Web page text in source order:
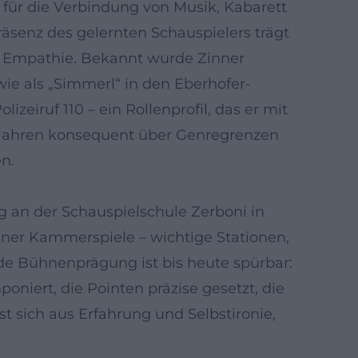
die Verbindung von Musik, Kabarett
des gelernten Schauspielers trägt
Bekannt wurde Zinner
als „Simmerl“ in den Eberhofer-
110 – ein Rollenprofil, das er mit
konsequent über Genregrenzen
an der Schauspielschule Zerboni in
Kammerspiele – wichtige Stationen,
Bühnenprägung ist bis heute spürbar:
die Pointen präzise gesetzt, die
sich aus Erfahrung und Selbstironie,